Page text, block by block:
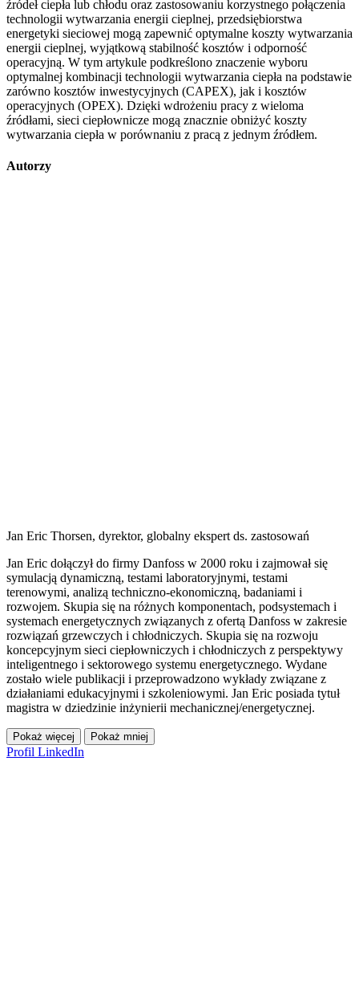
źródeł ciepła lub chłodu oraz zastosowaniu korzystnego połączenia
technologii wytwarzania energii cieplnej, przedsiębiorstwa
energetyki sieciowej mogą zapewnić optymalne koszty wytwarzania
energii cieplnej, wyjątkową stabilność kosztów i odporność
operacyjną. W tym artykule podkreślono znaczenie wyboru
optymalnej kombinacji technologii wytwarzania ciepła na podstawie
zarówno kosztów inwestycyjnych (CAPEX), jak i kosztów
operacyjnych (OPEX). Dzięki wdrożeniu pracy z wieloma
źródłami, sieci ciepłownicze mogą znacznie obniżyć koszty
wytwarzania ciepła w porównaniu z pracą z jednym źródłem.
Autorzy
Jan Eric Thorsen, dyrektor, globalny ekspert ds. zastosowań
Jan Eric dołączył do firmy Danfoss w 2000 roku i zajmował się
symulacją dynamiczną, testami laboratoryjnymi, testami
terenowymi, analizą techniczno-ekonomiczną, badaniami i
rozwojem. Skupia się na różnych komponentach, podsystemach i
systemach energetycznych związanych z ofertą Danfoss w zakresie
rozwiązań grzewczych i chłodniczych. Skupia się na rozwoju
koncepcyjnym sieci ciepłowniczych i chłodniczych z perspektywy
inteligentnego i sektorowego systemu energetycznego. Wydane
zostało wiele publikacji i przeprowadzono wykłady związane z
działaniami edukacyjnymi i szkoleniowymi. Jan Eric posiada tytuł
magistra w dziedzinie inżynierii mechanicznej/energetycznej.
Pokaż więcej Pokaż mniej
Profil LinkedIn